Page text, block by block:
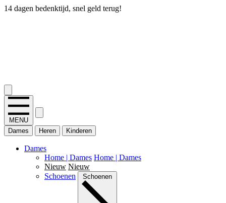
14 dagen bedenktijd, snel geld terug!
MENU
Dames
Heren Kinderen
Dames
Home | Dames Home | Dames
Nieuw Nieuw
Schoenen
Schoenen